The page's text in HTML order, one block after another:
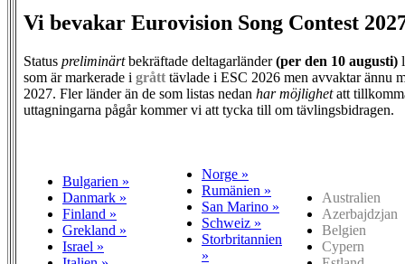
Vi bevakar Eurovision Song Contest
Status preliminärtbekräftade deltagarländer(per den 10 augusti)
som är markerade i grått tävlade i ESC 2026 men avvaktar ännu
2027. Fler länder än de som listas nedan har möjlighetatt
uttagningarna pågår kommer vi att tycka till om tävlingsbidragen.
Bulgarien »
Danmark »
Finland »
Grekland »
Israel »
Norge »
Rumänien »
San Marino »
Schweiz »
Storbritannien
»
Australien
Azerbajdzjan
Belgien
Cypern